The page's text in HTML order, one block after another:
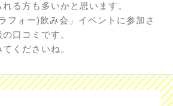
る方も多いかと思います。
フォー)飲み会」イベントに参加さ
口コミです。
くださいね。